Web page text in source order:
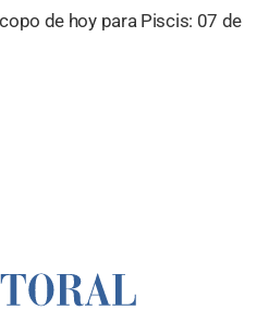
de hoy para Piscis: 07 de